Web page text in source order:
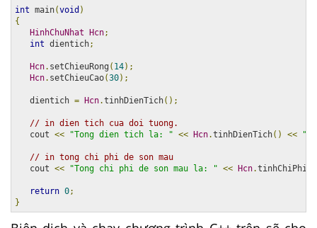
int main(void )
{
HinhChuNhat Hcn;
int dientich;
Hcn. setChieuRong ( 14);
Hcn. setChieuCao(30);
   dientich
= Hcn.tinhDienTich();
// in dien tich cua doi tuong.
   cout
<< "Tong dien tich la: " << Hcn.tinhDienTich() << "
// in tong chi phi de son mau
   cout
<< "Tong chi phi de son mau la: " << Hcn.tinhChiPhi
return 0;
}